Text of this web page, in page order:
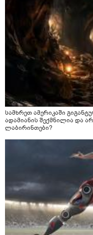
სამხრეთ ამერიკაში
ადამიანის შექმნილია და
ლაბირინთები?